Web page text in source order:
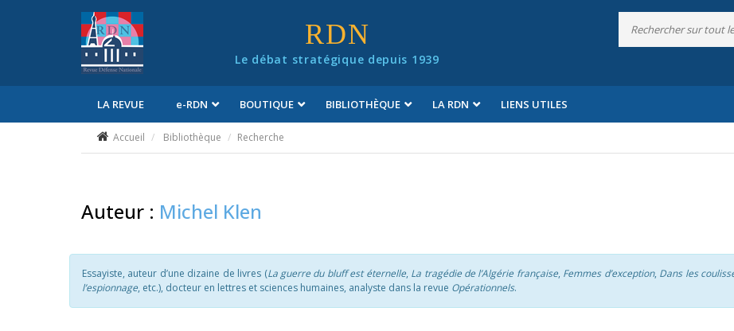
RDN
Le débat stratégique depuis 1939
LA REVUE e-RDN BOUTIQUE BIBLIOTHÈQUE LA RDN LIENS UTILES
Accueil Bibliothèque Recherche
Auteur : Michel Klen
Essayiste, auteur d’une dizaine de livres (La guerre du bluff est éternelle, La tragédie de l’Algérie française, Femmes d’exception, Dans les
l’espionnage, etc.), docteur en lettres et sciences humaines, analyste dans la revue Opérationnels.